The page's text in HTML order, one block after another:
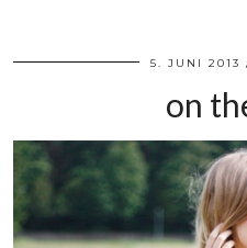
5. JUNI 2013
on